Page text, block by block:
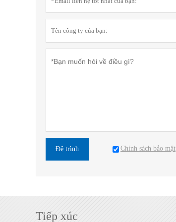
Đệ trình Chính sách bảo mật
Tiếp xúc